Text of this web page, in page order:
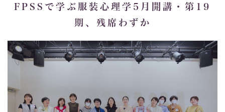
FPSSで学ぶ服装心理学5月開講・第19
期、残席わずか